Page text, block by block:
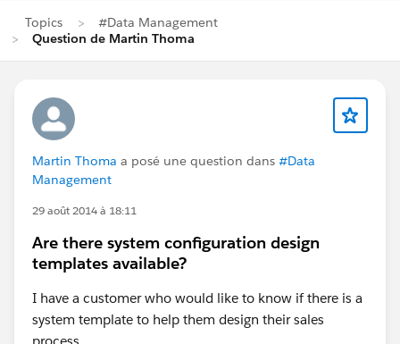
Topics
#Data Management
Question de Martin Thoma
Martin Thoma a posé une question dans #Data
Management
29 août 2014 à 18:11
Are there system configuration design
templates available?
I have a customer who would like to know if there is a
system template to help them design their sales